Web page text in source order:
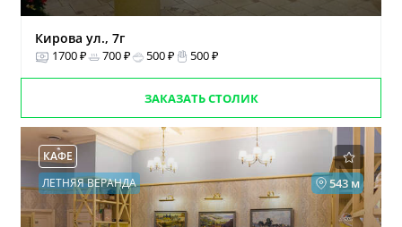
Кирова ул., 7г
1700 ₽ 700 ₽ 500 ₽ 500 ₽
ЗАКАЗАТЬ СТОЛИК
КАФЕ
543 м
ЛЕТНЯЯ ВЕРАНДА